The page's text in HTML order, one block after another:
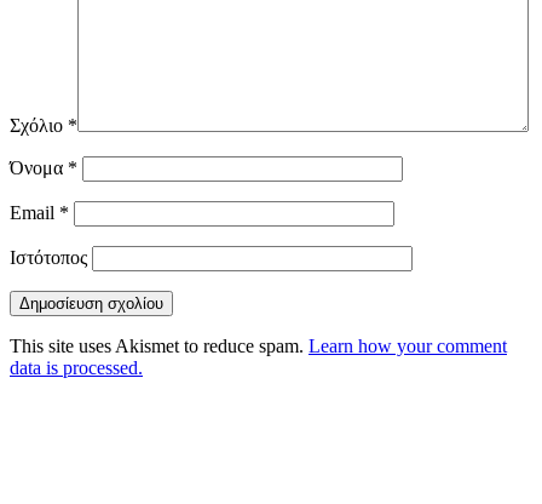
Σχόλιο *
Όνομα *
Email *
Ιστότοπος
This site uses Akismet to reduce spam. Learn how your comment
data is processed.